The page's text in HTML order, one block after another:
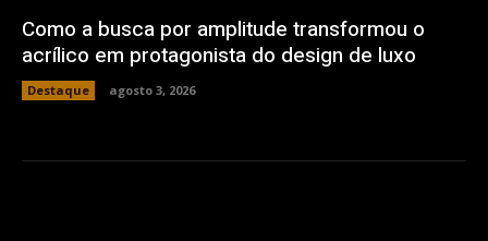
Como a busca por amplitude transformou o
acrílico em protagonista do design de luxo
Destaque agosto 3, 2026